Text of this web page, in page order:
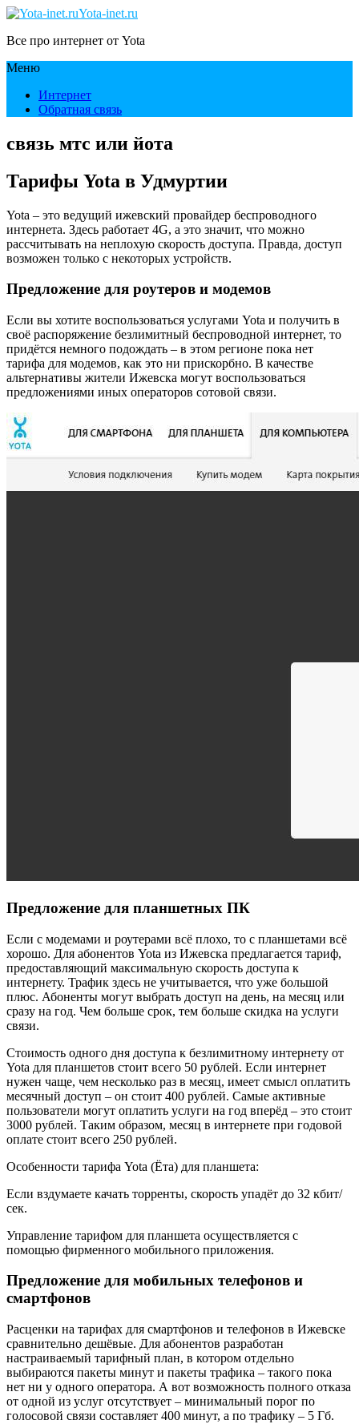
Yota-inet.ru
Все про интернет от Yota
Меню
Интернет
Обратная связь
связь мтс или йота
Тарифы Yota в Удмуртии
Yota – это ведущий ижевский провайдер беспроводного
интернета. Здесь работает 4G, а это значит, что можно
рассчитывать на неплохую скорость доступа. Правда, доступ
возможен только с некоторых устройств.
Предложение для роутеров и модемов
Если вы хотите воспользоваться услугами Yota и получить в
своё распоряжение безлимитный беспроводной интернет, то
придётся немного подождать – в этом регионе пока нет
тарифа для модемов, как это ни прискорбно. В качестве
альтернативы жители Ижевска могут воспользоваться
предложениями иных операторов сотовой связи.
Предложение для планшетных ПК
Если с модемами и роутерами всё плохо, то с планшетами всё
хорошо. Для абонентов Yota из Ижевска предлагается тариф,
предоставляющий максимальную скорость доступа к
интернету. Трафик здесь не учитывается, что уже большой
плюс. Абоненты могут выбрать доступ на день, на месяц или
сразу на год. Чем больше срок, тем больше скидка на услуги
связи.
Стоимость одного дня доступа к безлимитному интернету от
Yota для планшетов стоит всего 50 рублей. Если интернет
нужен чаще, чем несколько раз в месяц, имеет смысл оплатить
месячный доступ – он стоит 400 рублей. Самые активные
пользователи могут оплатить услуги на год вперёд – это стоит
3000 рублей. Таким образом, месяц в интернете при годовой
оплате стоит всего 250 рублей.
Особенности тарифа Yota (Ёта) для планшета:
Если вздумаете качать торренты, скорость упадёт до 32 кбит/
сек.
Управление тарифом для планшета осуществляется с
помощью фирменного мобильного приложения.
Предложение для мобильных телефонов и
смартфонов
Расценки на тарифах для смартфонов и телефонов в Ижевске
сравнительно дешёвые. Для абонентов разработан
настраиваемый тарифный план, в котором отдельно
выбираются пакеты минут и пакеты трафика – такого пока
нет ни у одного оператора. А вот возможность полного отказа
от одной из услуг отсутствует – минимальный порог по
голосовой связи составляет 400 минут, а по трафику – 5 Гб.